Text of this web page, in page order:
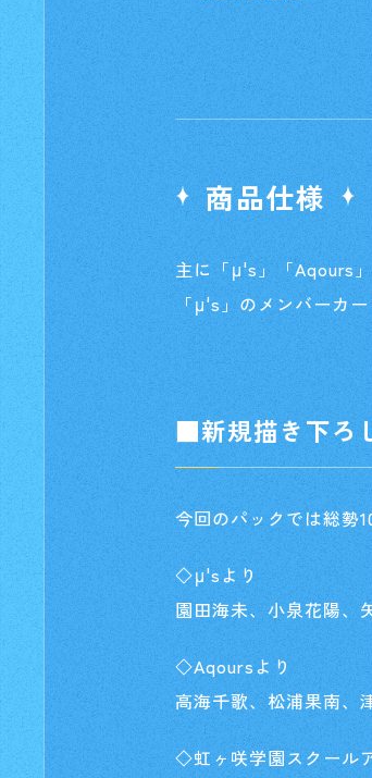
商品仕様
主に「μ's」「Aqours
「μ's」のメンバーカ
■新規描き下ろ
今回のパックでは総勢
◇μ'sより
園田海未、小泉花陽、
◇Aqoursより
高海千歌、松浦果南、
◇虹ヶ咲学園スクール